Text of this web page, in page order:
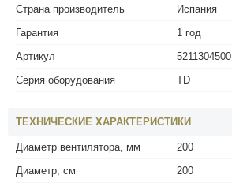
Страна производитель
Испания
Гарантия
1 год
Артикул
5211304500
Серия оборудования
TD
ТЕХНИЧЕСКИЕ ХАРАКТЕРИСТИКИ
Диаметр вентилятора, мм
200
Диаметр, см
200